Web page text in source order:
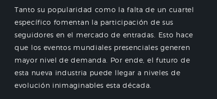
Tanto su popularidad como la falta de un cuartel
específico fomentan la participación de sus
seguidores en el mercado de entradas. Esto hace
que los eventos mundiales presenciales generen
mayor nivel de demanda. Por ende, el futuro de
esta nueva industria puede llegar a niveles de
evolución inimaginables esta década.